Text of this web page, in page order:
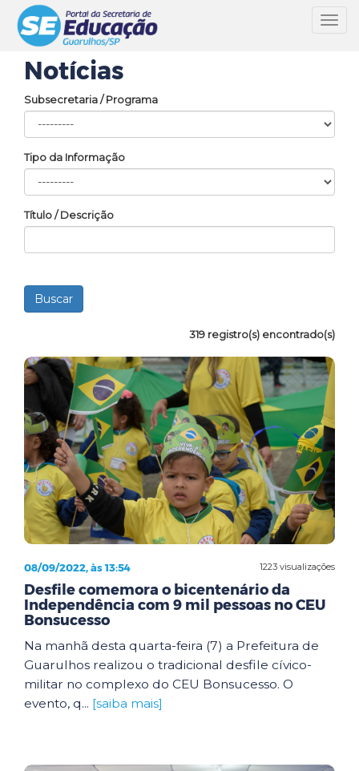
Notícias
Subsecretaria / Programa
Tipo da Informação
Título / Descrição
319 registro(s) encontrado(s)
1223 visualizações
08/09/2022, às 13:54
Desfile comemora o bicentenário da
Independência com 9 mil pessoas no CEU
Bonsucesso
Na manhã desta quarta-feira (7) a Prefeitura de
Guarulhos realizou o tradicional desfile cívico-
militar no complexo do CEU Bonsucesso. O
evento, q... [saiba mais]